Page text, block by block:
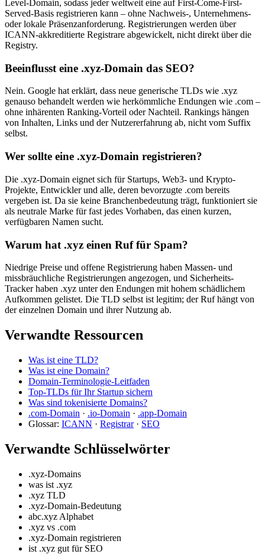
Level-Domain, sodass jeder weltweit eine auf First-Come-First-
Served-Basis registrieren kann – ohne Nachweis-, Unternehmens-
oder lokale Präsenzanforderung. Registrierungen werden über
ICANN-akkreditierte Registrare abgewickelt, nicht direkt über die
Registry.
Beeinflusst eine .xyz-Domain das SEO?
Nein. Google hat erklärt, dass neue generische TLDs wie .xyz
genauso behandelt werden wie herkömmliche Endungen wie .com –
ohne inhärenten Ranking-Vorteil oder Nachteil. Rankings hängen
von Inhalten, Links und der Nutzererfahrung ab, nicht vom Suffix
selbst.
Wer sollte eine .xyz-Domain registrieren?
Die .xyz-Domain eignet sich für Startups, Web3- und Krypto-
Projekte, Entwickler und alle, deren bevorzugte .com bereits
vergeben ist. Da sie keine Branchenbedeutung trägt, funktioniert sie
als neutrale Marke für fast jedes Vorhaben, das einen kurzen,
verfügbaren Namen sucht.
Warum hat .xyz einen Ruf für Spam?
Niedrige Preise und offene Registrierung haben Massen- und
missbräuchliche Registrierungen angezogen, und Sicherheits-
Tracker haben .xyz unter den Endungen mit hohem schädlichem
Aufkommen gelistet. Die TLD selbst ist legitim; der Ruf hängt von
der einzelnen Domain und ihrer Nutzung ab.
Verwandte Ressourcen
Was ist eine TLD?
Was ist eine Domain?
Domain-Terminologie-Leitfaden
Top-TLDs für Ihr Startup sichern
Was sind tokenisierte Domains?
.com-Domain · .io-Domain · .app-Domain
Glossar: ICANN · Registrar· SEO
Verwandte Schlüsselwörter
.xyz-Domains
was ist .xyz
.xyz TLD
.xyz-Domain-Bedeutung
abc.xyz Alphabet
.xyz vs .com
.xyz-Domain registrieren
ist .xyz gut für SEO